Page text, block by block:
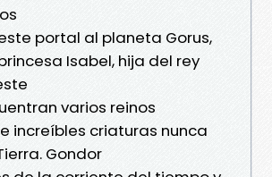
portal al planeta Gorus,
Isabel, hija del rey
varios reinos
increíbles criaturas nunca
Gondor